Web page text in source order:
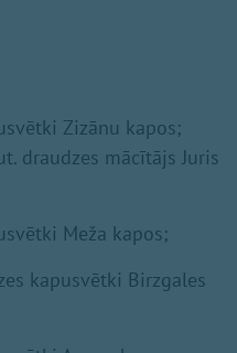
Zizānu kapos;
draudzes mācītājs Juris
Meža kapos;
kapusvētki Birzgales